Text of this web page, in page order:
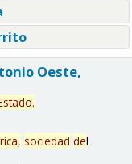
Oeste,
.
sociedad del